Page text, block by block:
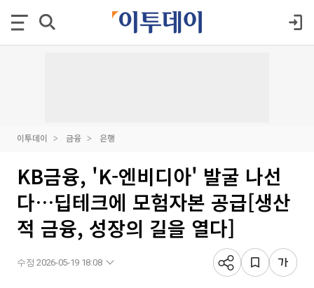
이투데이 금융 은행
KB금융, 'K-엔비디아' 발굴 나선
다…딥테크에 모험자본 공급[생산
적 금융, 성장의 길을 열다]
수정 2026-05-19 18:08